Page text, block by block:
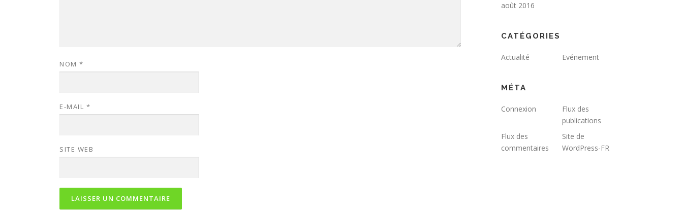
NOM *
E-MAIL *
SITE WEB
août 2016
CATÉGORIES
Actualité Evénement
MÉTA
Connexion
Flux des
publications
Flux des
commentaires
Site de
WordPress-FR